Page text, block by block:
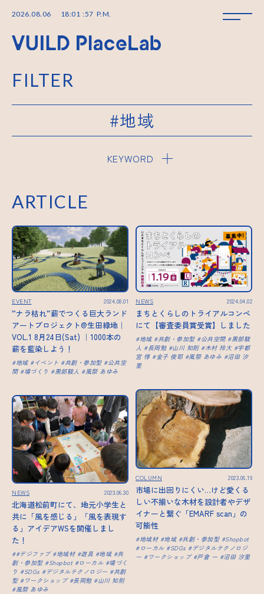
2026.08.06 18:01 :57 P.M.
FILTER
#地域
KEYWORD
ARTICLE
EVENT 2024.08.01
”ナラ枯れ”薪でつくる巨大ランド
アートプロジェクト@生田緑地｜
VOL.1 8月24日(Sat) ｜1000本の
薪を藍染しよう！
地域 イベント 共創・参加型
公共空
間
場づくり 黒部駿人 風祭 あゆみ
NEWS 2024.04.02
まちとくらしのトライアルコンペ
にて【審査委員賞受賞】しました
地域 共創・参加型 公共空間
黒部駿
人
長岡勉 山川 知則 木村 玲大
宇都
宮 惇
金子 俊耶 風祭 あゆみ
沼田 汐
里
NEWS 2023.06.30
北海道松前町にて、地元小学生と
共に「風を感じる」「風を表現す
る」アイデアWSを開催しまし
た！
#デジファブ 地域材 遊具 地域
共
創・参加型
Shopbot ローカル
場づく
り
SDGs デジタルテクノロジー
共創
型
ワークショップ 長岡勉
山川 知則
風祭 あゆみ
COLUMN 2023.06.19
市場に出回りにくい…けど愛くる
しい不揃いな木材を設計者やデザ
イナーと繋ぐ「EMARF scan」の
可能性
地域材 地域 共創・参加型
Shopbot
ローカル
SDGs
デジタルテクノロジ
ー
ワークショップ 戸倉 一 沼田 汐里